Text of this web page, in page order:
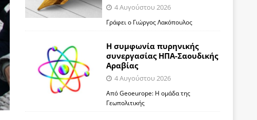
4 Αυγούστου 2026
Γράφει ο Γιώργος Λακόπουλος
Η συμφωνία πυρηνικής
συνεργασίας ΗΠΑ-Σαουδικής
Αραβίας
4 Αυγούστου 2026
Από Geoeurope: H ομάδα της
Γεωπολιτικής